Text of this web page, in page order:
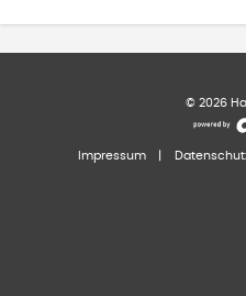
© 2026
Impressum